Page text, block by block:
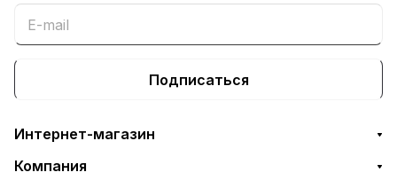
Подписаться
Интернет-магазин
Компания